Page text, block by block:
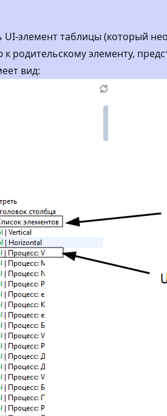
элемент таблицы (который
родительскому элементу,
вид: